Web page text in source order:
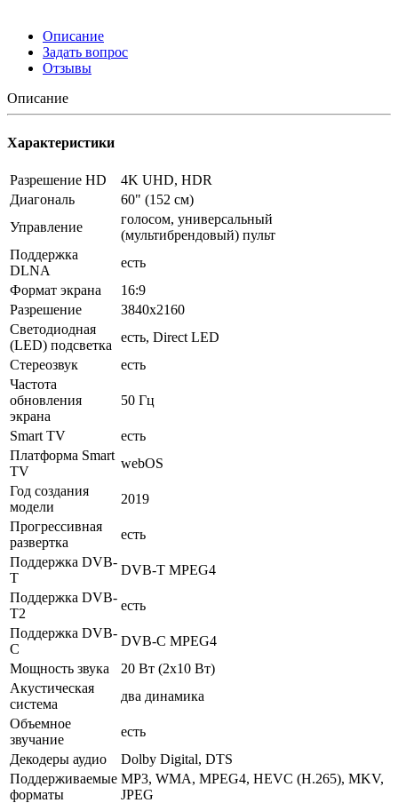
Описание
Задать вопрос
Отзывы
Описание
Характеристики
Разрешение HD
4K UHD, HDR
Диагональ
60" (152 см)
Управление
голосом, универсальный
(мультибрендовый) пульт
Поддержка
DLNA
есть
Формат экрана
16:9
Разрешение
3840x2160
Светодиодная
(LED) подсветка
есть, Direct LED
Стереозвук
есть
Частота
обновления
экрана
50 Гц
Smart TV
есть
Платформа Smart
TV
webOS
Год создания
модели
2019
Прогрессивная
развертка
есть
Поддержка DVB-
T
DVB-T MPEG4
Поддержка DVB-
T2
есть
Поддержка DVB-
C
DVB-C MPEG4
Мощность звука
20 Вт (2х10 Вт)
Акустическая
система
два динамика
Объемное
звучание
есть
Декодеры аудио
Dolby Digital, DTS
Поддерживаемые
форматы
MP3, WMA, MPEG4, HEVC (H.265), MKV,
JPEG